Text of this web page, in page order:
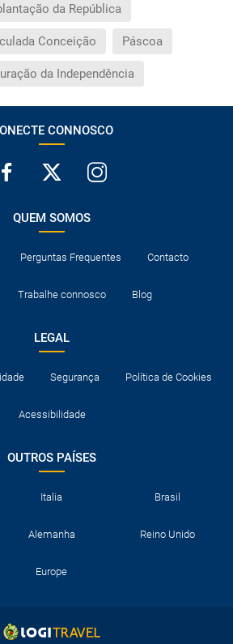
da República
Conceição Páscoa
da Independência
CONNOSCO
QUEM SOMOS
Perguntas Frequentes Contacto
Trabalhe connosco Blog
LEGAL
Segurança Política de Cookies
Acessibilidade
OUTROS PAÍSES
Italia Brasil
Alemanha Reino Unido
Europe